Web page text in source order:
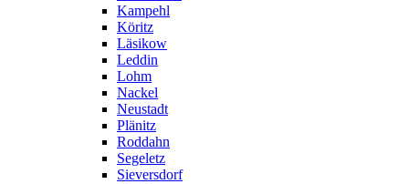
Kampehl
Köritz
Läsikow
Leddin
Lohm
Nackel
Neustadt
Plänitz
Roddahn
Segeletz
Sieversdorf